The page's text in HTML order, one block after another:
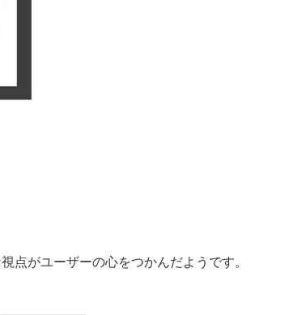
点がユーザーの心をつかんだようです。